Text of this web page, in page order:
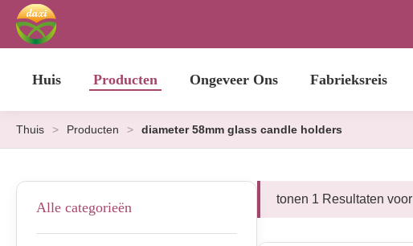
Huis Producten Ongeveer Ons Fabrieksreis
Thuis > Producten > diameter 58mm glass candle holders
Alle categorieën
tonen 1 Resultaten voor